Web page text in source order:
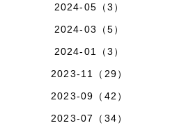
2024-05（3）
2024-03（5）
2024-01（3）
2023-11（29）
2023-09（42）
2023-07（34）